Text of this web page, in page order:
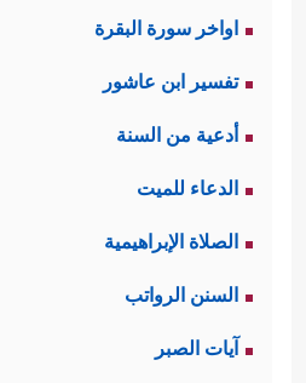
اواخر سورة البقرة
تفسير ابن عاشور
أدعية من السنة
الدعاء للميت
الصلاة الإبراهيمية
السنن الرواتب
آيات الصبر